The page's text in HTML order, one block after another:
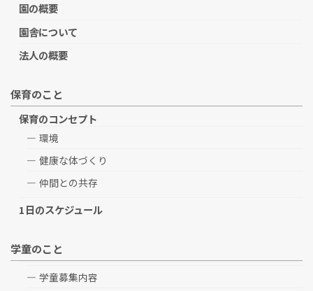
園の概要
園舎について
法人の概要
保育のこと
保育のコンセプト
環境
健康な体づくり
仲間との共存
1日のスケジュール
学童のこと
学童募集内容